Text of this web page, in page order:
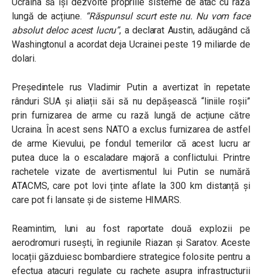
lungă de acțiune. “Răspunsul scurt este nu. Nu vom face
absolut deloc acest lucru”, a declarat Austin, adăugând că
Washingtonul a acordat deja Ucrainei peste 19 miliarde de
dolari.
Președintele rus Vladimir Putin a avertizat în repetate
rânduri SUA și aliații săi să nu depășească “liniile roșii”
prin furnizarea de arme cu rază lungă de acțiune către
Ucraina. În acest sens NATO a exclus furnizarea de astfel
de arme Kievului, pe fondul temerilor că acest lucru ar
putea duce la o escaladare majoră a conflictului. Printre
rachetele vizate de avertismentul lui Putin se numără
ATACMS, care pot lovi ținte aflate la 300 km distanță și
care pot fi lansate și de sisteme HIMARS.
Reamintim, luni au fost raportate două explozii pe
aerodromuri rusești, în regiunile Riazan și Saratov. Aceste
locații găzduiesc bombardiere strategice folosite pentru a
efectua atacuri regulate cu rachete asupra infrastructurii